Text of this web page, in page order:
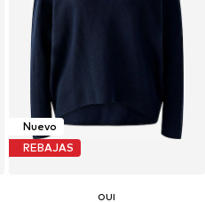
Nuevo
REBAJAS
OUI